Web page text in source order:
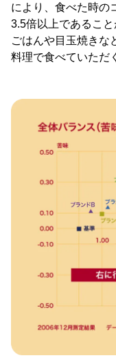
により、食べた時の
3.5倍以上であるこ
ごはんや目玉焼きな
料理で食べていただ